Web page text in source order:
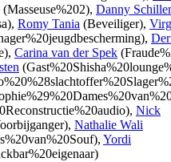
(Masseuse%202), Danny
Romy Tania (Beveiliger),
Carina van der Spek
Nick
Nathalie Wali
Yordi